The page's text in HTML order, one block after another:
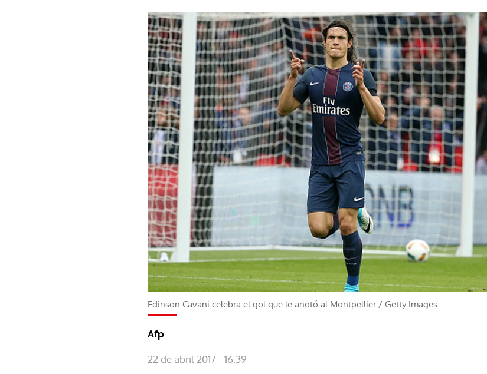
Edinson Cavani celebra el gol que le anotó al Montpellier/ Getty Images
Afp
22 de abril 2017 - 16:39